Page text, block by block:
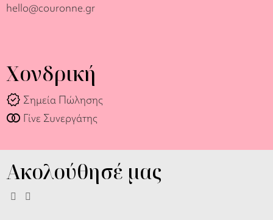
hello@couronne.gr
Χονδρική
verified Σημεία Πώλησης
join_full Γίνε Συνεργάτης
Ακολούθησέ μας